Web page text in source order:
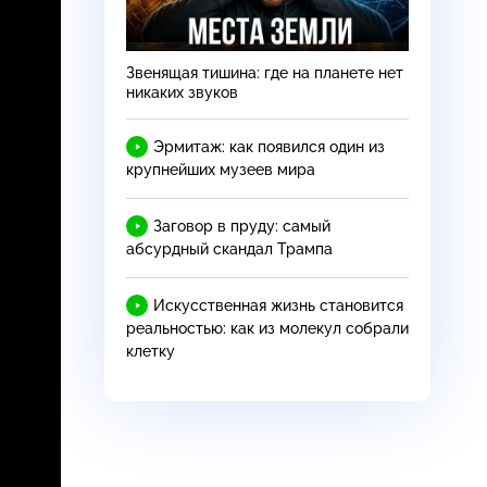
Звенящая тишина: где на планете нет
никаких звуков
Эрмитаж: как появился один из
крупнейших музеев мира
Заговор в пруду: самый
абсурдный скандал Трампа
Искусственная жизнь становится
реальностью: как из молекул собрали
клетку